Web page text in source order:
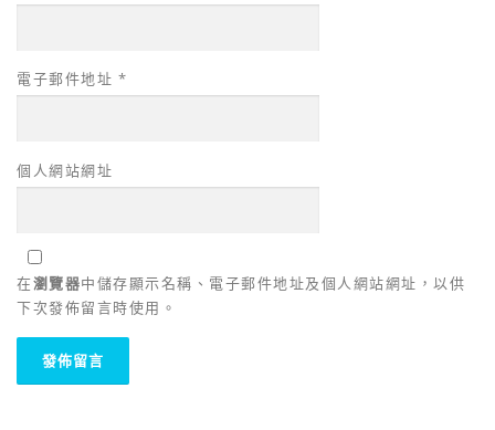
電子郵件地址 *
個人網站網址
在瀏覽器中儲存顯示名稱、電子郵件地址及個人網站網址，以供
下次發佈留言時使用。